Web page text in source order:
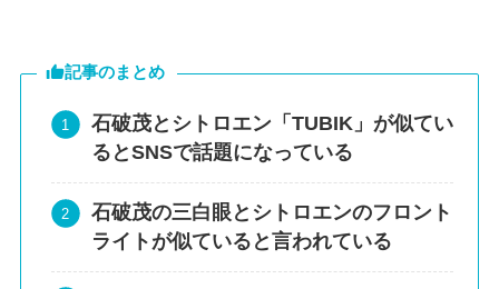
記事のまとめ
石破茂とシトロエン「TUBIK」が似てい
るとSNSで話題になっている
石破茂の三白眼とシトロエンのフロント
ライトが似ていると言われている